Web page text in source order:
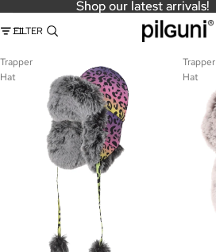
Shop our latest arrivals!
Shop our latest arrivals!
FILTER
Trapper
Hat
Trapper
Hat